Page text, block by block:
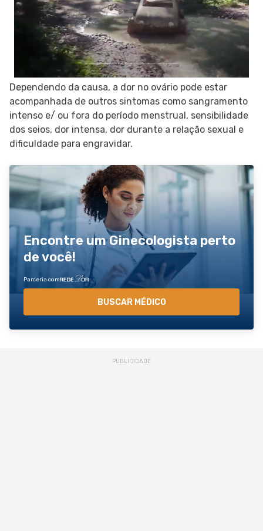
Dependendo da causa, a dor no ovário pode estar
acompanhada de outros sintomas como sangramento
intenso e/ ou fora do período menstrual, sensibilidade
dos seios, dor intensa, dor durante a relação sexual e
dificuldade para engravidar.
Encontre um Ginecologista perto
de você!
Parceria com
BUSCAR MÉDICO